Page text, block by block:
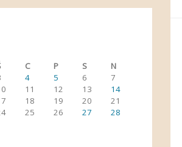
C P S
N
4 5 6
7
11 12 13
14
18 19 20
21
25 26 27
28